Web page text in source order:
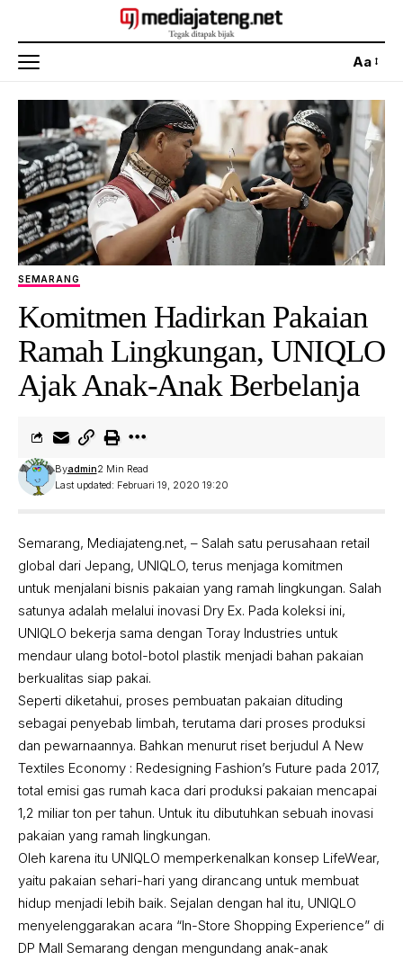
Aa
SEMARANG
Komitmen Hadirkan Pakaian
Ramah Lingkungan, UNIQLO
Ajak Anak-Anak Berbelanja
Last updated: Februari 19, 2020 19:20
Byadmin2 Min Read
Semarang, Mediajateng.net, – Salah satu perusahaan retail
global dari Jepang, UNIQLO, terus menjaga komitmen
untuk menjalani bisnis pakaian yang ramah lingkungan. Salah
satunya adalah melalui inovasi Dry Ex. Pada koleksi ini,
UNIQLO bekerja sama dengan Toray Industries untuk
mendaur ulang botol-botol plastik menjadi bahan pakaian
berkualitas siap pakai.
Seperti diketahui, proses pembuatan pakaian dituding
sebagai penyebab limbah, terutama dari proses produksi
dan pewarnaannya. Bahkan menurut riset berjudul A New
Textiles Economy : Redesigning Fashion’s Future pada 2017,
total emisi gas rumah kaca dari produksi pakaian mencapai
1,2 miliar ton per tahun. Untuk itu dibutuhkan sebuah inovasi
pakaian yang ramah lingkungan.
Oleh karena itu UNIQLO memperkenalkan konsep LifeWear,
yaitu pakaian sehari-hari yang dirancang untuk membuat
hidup menjadi lebih baik. Sejalan dengan hal itu, UNIQLO
menyelenggarakan acara “In-Store Shopping Experience” di
DP Mall Semarang dengan mengundang anak-anak